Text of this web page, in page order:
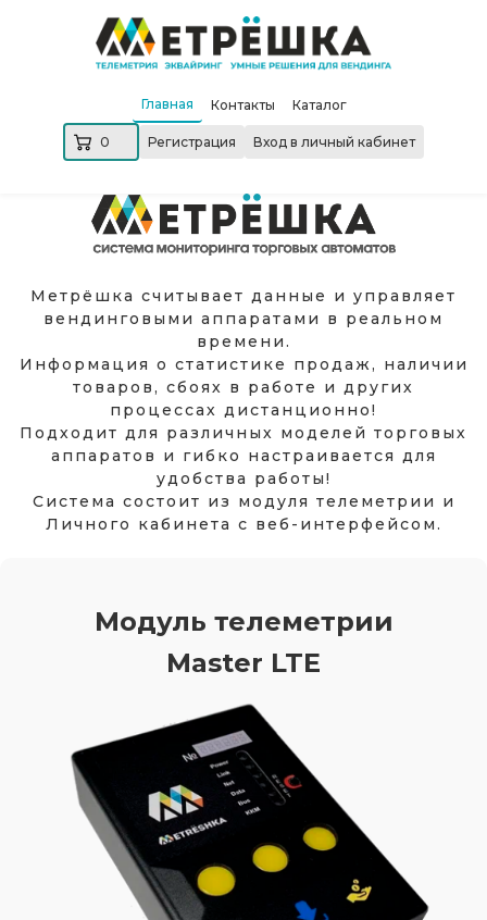
Главная Контакты Каталог
0 Регистрация Вход в личный кабинет
Метрёшка считывает данные и управляет
вендинговыми аппаратами в реальном
времени.
Информация о статистике продаж, наличии
товаров, сбоях в работе и других
процессах дистанционно!
Подходит для различных моделей торговых
аппаратов и гибко настраивается для
удобства работы!
Система состоит из модуля телеметрии и
Личного кабинета с веб-интерфейсом.
Модуль телеметрии
Master LTE